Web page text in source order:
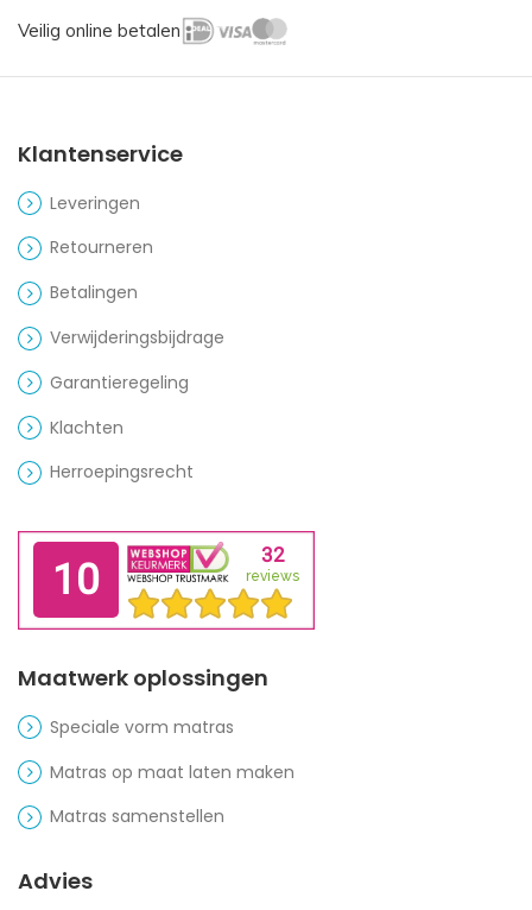
Veilig online betalen
Klantenservice
Leveringen
Retourneren
Betalingen
Verwijderingsbijdrage
Garantieregeling
Klachten
Herroepingsrecht
Maatwerk oplossingen
Speciale vorm matras
Matras op maat laten maken
Matras samenstellen
Advies